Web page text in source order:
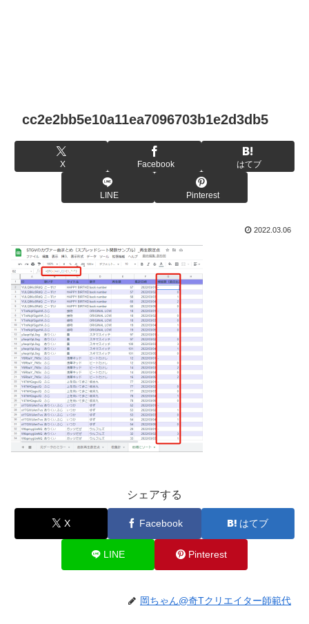
cc2e2bb5e10a11ea7096703b1e2d3db5
X Facebook はてブ
LINE Pinterest
2022.03.06
シェアする
X Facebook はてブ
LINE Pinterest
岡ちゃん@奇Tクリエイター師範代